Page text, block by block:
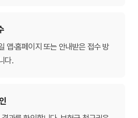
앱·홈페이지 또는 안내받은 접수 방
다.